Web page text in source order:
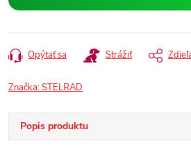
Opýtať sa Strážiť
Značka:STELRAD
Popis produktu